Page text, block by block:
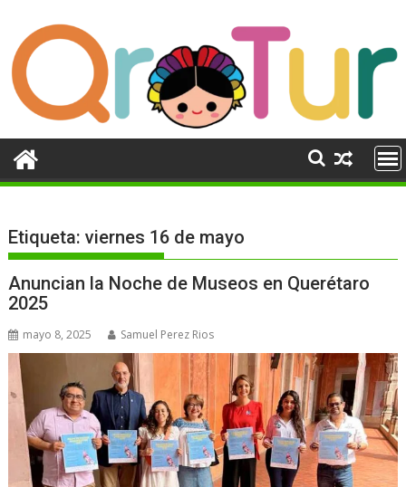
contenido
Etiqueta:viernes 16 de mayo
Anuncian la Noche de Museos en Querétaro
2025
mayo 8, 2025 Samuel Perez Rios